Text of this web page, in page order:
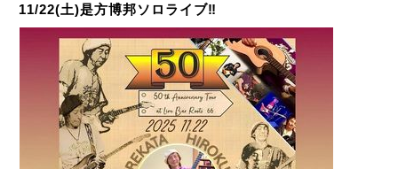
11/22(土)是方博邦ソロライブ‼︎